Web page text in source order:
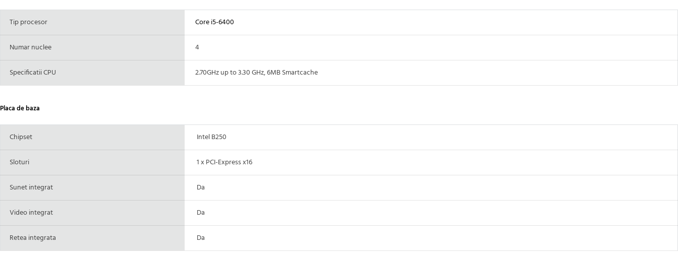
Tip procesor Core i5-6400
Numar nuclee 4
Specificatii CPU 2.70GHz up to 3.30 GHz, 6MB Smartcache
Placa de baza
Chipset Intel B250
Sloturi 1 x PCI-Express x16
Sunet integrat Da
Video integrat Da
Retea integrata Da